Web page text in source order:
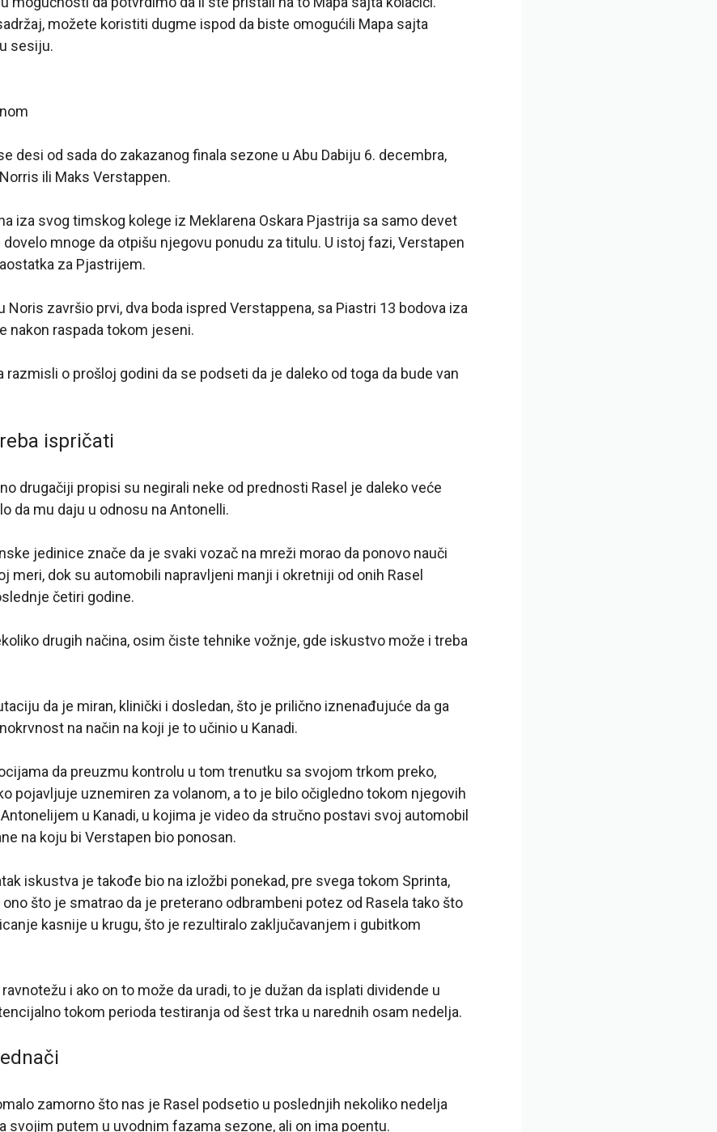
možete koristiti dugme ispod da biste omogućili Mapa sajta
sesiju.
desi od sada do zakazanog finala sezone u Abu Dabiju 6. decembra,
ili Maks Verstappen.
iza svog timskog kolege iz Meklarena Oskara Pjastrija sa samo devet
dovelo mnoge da otpišu njegovu ponudu za titulu. U istoj fazi, Verstapen
za Pjastrijem.
Noris završio prvi, dva boda ispred Verstappena, sa Piastri 13 bodova iza
nakon raspada tokom jeseni.
razmisli o prošloj godini da se podseti da je daleko od toga da bude van
ispričati
drugačiji propisi su negirali neke od prednosti Rasel je daleko veće
da mu daju u odnosu na Antonelli.
jedinice znače da je svaki vozač na mreži morao da ponovo nauči
meri, dok su automobili napravljeni manji i okretniji od onih Rasel
četiri godine.
drugih načina, osim čiste tehnike vožnje, gde iskustvo može i treba
da je miran, klinički i dosledan, što je prilično iznenađujuće da ga
na način na koji je to učinio u Kanadi.
da preuzmu kontrolu u tom trenutku sa svojom trkom preko,
pojavljuje uznemiren za volanom, a to je bilo očigledno tokom njegovih
u Kanadi, u kojima je video da stručno postavi svoj automobil
na koju bi Verstapen bio ponosan.
iskustva je takođe bio na izložbi ponekad, pre svega tokom Sprinta,
ono što je smatrao da je preterano odbrambeni potez od Rasela tako što
kasnije u krugu, što je rezultiralo zaključavanjem i gubitkom
i ako on to može da uradi, to je dužan da isplati dividende u
tokom perioda testiranja od šest trka u narednih osam nedelja.
zamorno što nas je Rasel podsetio u poslednjih nekoliko nedelja
svojim putem u uvodnim fazama sezone, ali on ima poentu.